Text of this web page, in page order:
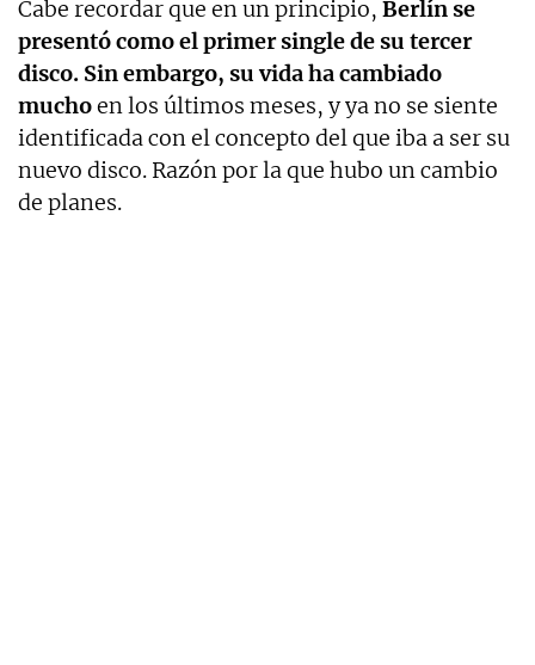
Cabe recordar que en un principio, Berlín se
presentó como el primer single de su tercer
disco. Sin embargo, su vida ha cambiado
muchoen los últimos meses, y ya no se siente
identificada con el concepto del que iba a ser su
nuevo disco. Razón por la que hubo un cambio
de planes.